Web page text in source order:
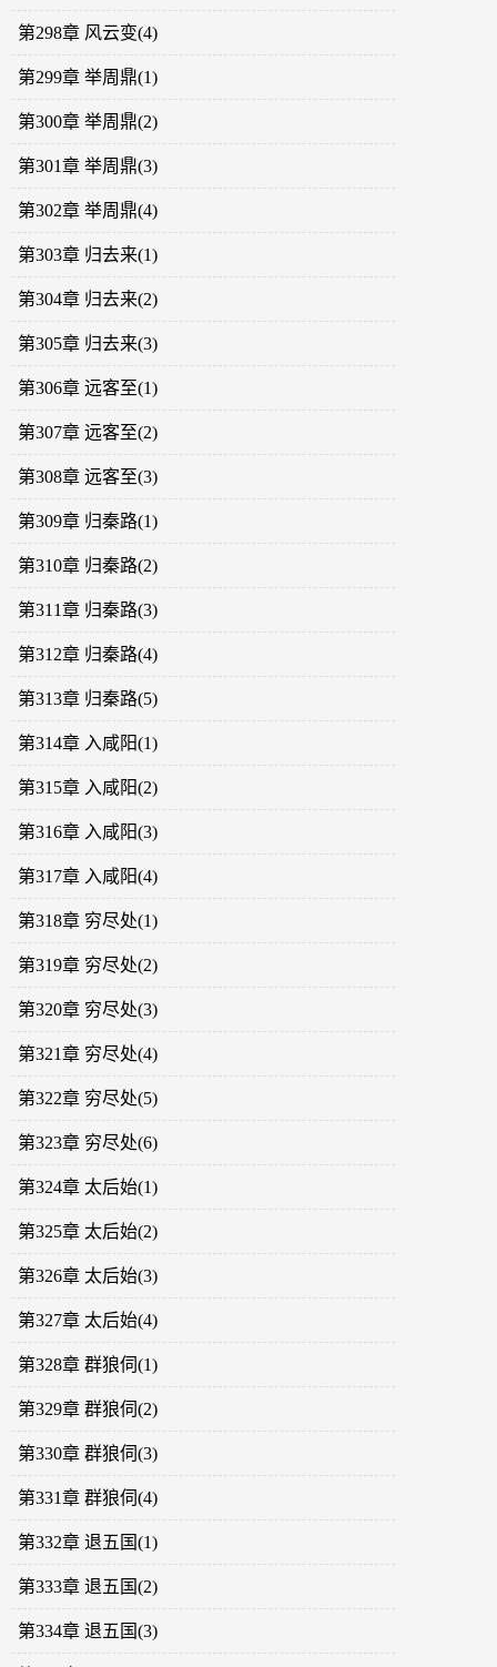
第298章 风云变(4)
第299章 举周鼎(1)
第300章 举周鼎(2)
第301章 举周鼎(3)
第302章 举周鼎(4)
第303章 归去来(1)
第304章 归去来(2)
第305章 归去来(3)
第306章 远客至(1)
第307章 远客至(2)
第308章 远客至(3)
第309章 归秦路(1)
第310章 归秦路(2)
第311章 归秦路(3)
第312章 归秦路(4)
第313章 归秦路(5)
第314章 入咸阳(1)
第315章 入咸阳(2)
第316章 入咸阳(3)
第317章 入咸阳(4)
第318章 穷尽处(1)
第319章 穷尽处(2)
第320章 穷尽处(3)
第321章 穷尽处(4)
第322章 穷尽处(5)
第323章 穷尽处(6)
第324章 太后始(1)
第325章 太后始(2)
第326章 太后始(3)
第327章 太后始(4)
第328章 群狼伺(1)
第329章 群狼伺(2)
第330章 群狼伺(3)
第331章 群狼伺(4)
第332章 退五国(1)
第333章 退五国(2)
第334章 退五国(3)